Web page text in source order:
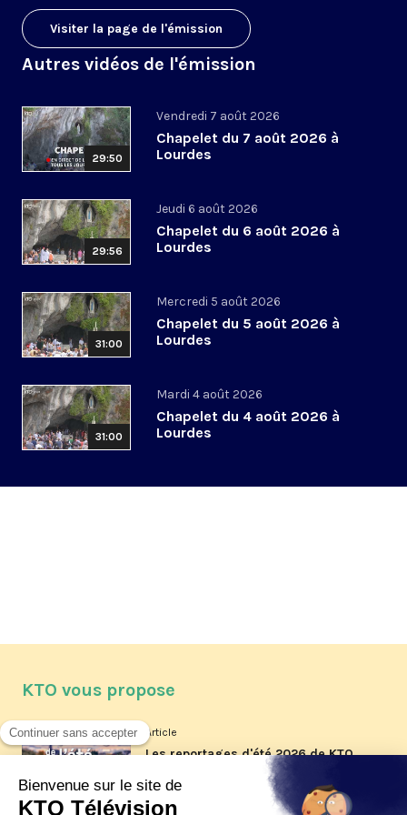
Visiter la page de l'émission
Autres vidéos de l'émission
29:50
Vendredi 7 août 2026
Chapelet du 7 août 2026 à
Lourdes
29:56
Jeudi 6 août 2026
Chapelet du 6 août 2026 à
Lourdes
31:00
Mercredi 5 août 2026
Chapelet du 5 août 2026 à
Lourdes
31:00
Mardi 4 août 2026
Chapelet du 4 août 2026 à
Lourdes
KTO vous propose
Article
Les reportages d'été 2026 de KTO